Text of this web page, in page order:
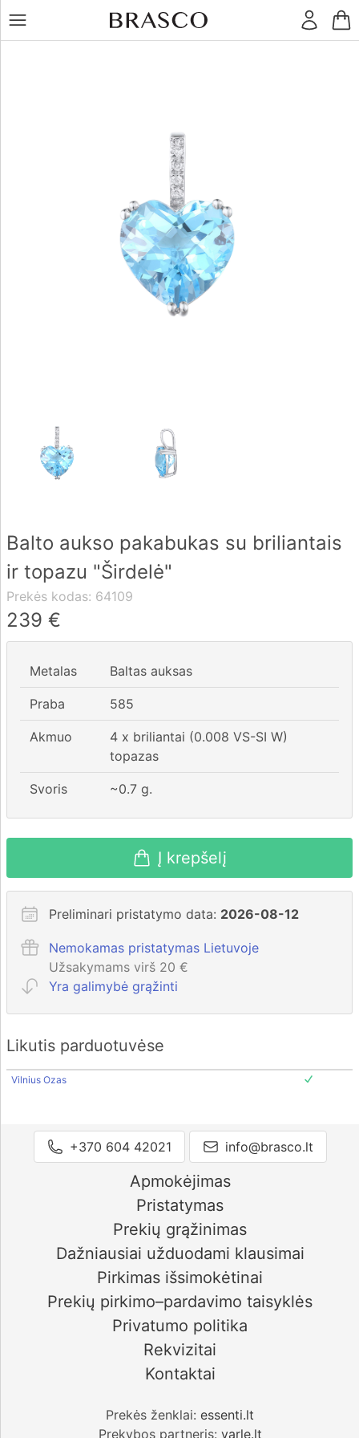
LT
Pristatymas
Apmokėjimas
Rekvizitai
Kontaktai
604 42021
Balto aukso pakabukas su briliantais
ir topazu "Širdelė"
Prekės kodas: 64109
239 €
Metalas Baltas auksas
Praba 585
Akmuo
4 x briliantai (0.008 VS-SI W)
topazas
Svoris ~0.7 g.
Į krepšelį
Preliminari pristatymo data: 2026-08-12
Nemokamas pristatymas Lietuvoje
Užsakymams virš 20 €
Yra galimybė grąžinti
Likutis parduotuvėse
Vilnius Ozas
+370 604 42021 info@brasco.lt
Apmokėjimas
Pristatymas
Prekių grąžinimas
Dažniausiai užduodami klausimai
Pirkimas išsimokėtinai
Prekių pirkimo–pardavimo taisyklės
Privatumo politika
Rekvizitai
Kontaktai
Prekės ženklai: essenti.lt
Prekybos partneris: varle.lt